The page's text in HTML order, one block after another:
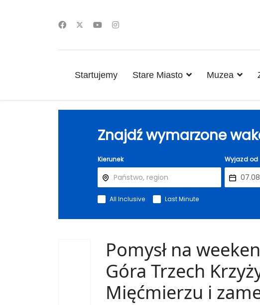
Startujemy Stare Miasto Muzea
Znajdź wymarzone
Kierunek Wyjazd od
All Inclusive Last Minute
Pomysł na
Góra Trzech
Mięćmierzu i